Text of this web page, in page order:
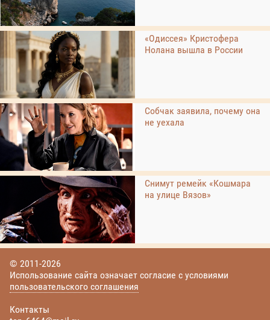
«Одиссея» Кристофера
Нолана вышла в России
Собчак заявила, почему она
не уехала
Снимут ремейк «Кошмара
на улице Вязов»
© 2011-2026
Использование сайта означает согласие с условиями
пользовательского соглашения
Контакты